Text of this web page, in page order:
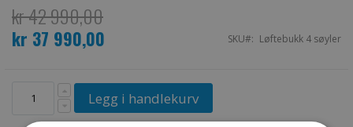
kr 42 990,00
Spesialpris
kr 37 990,00 SKU Løftebukk 4 søyler
Legg i handlekurv